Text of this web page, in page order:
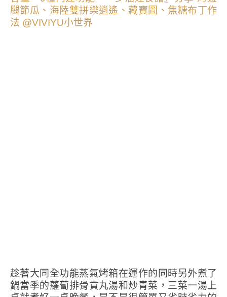
趁著大同全功能蒸氣烤箱在運作的同時另外煮了
鍋當季的蘿蔔排骨貢丸湯和炒青菜，三菜一湯上